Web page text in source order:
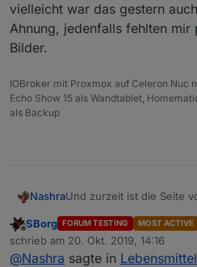
vielleicht war das gestern
Ahnung, jedenfalls fehlten
Bilder.
IOBroker mit Proxmox auf Celeron Nuc
Echo Show 15 als Wandtablet,
als Backup
NashraUnd zurzeit ist die Seite
Offline
SBorg FORUM TESTING MOST ACTIVE
schrieb am 20. Okt. 2019, 14:16
zuletzt editiert von
@Nashra sagte in